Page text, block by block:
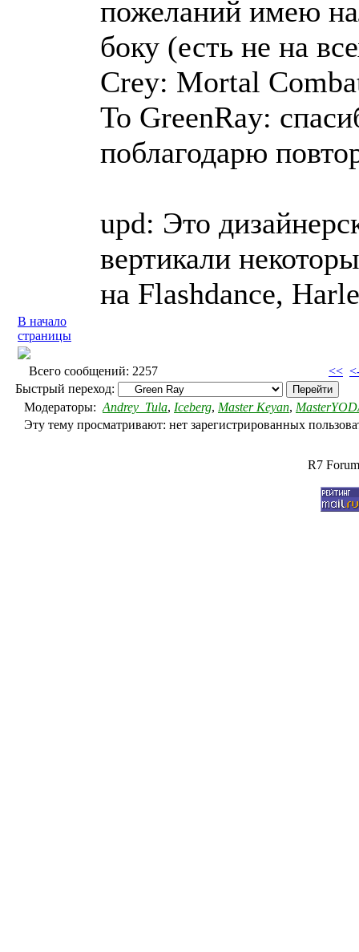
пожеланий имею
боку (есть не на
Crey: Mortal
To GreenRay:
поблагодарю
upd: Это
вертикали
на Flashdance,
В начало
страницы
Всего сообщений: 2257 <<
Быстрый переход:
Модераторы: Andrey_Tula, Iceberg, Master Keyan,
Эту тему просматривают: нет зарегистрированных
R7